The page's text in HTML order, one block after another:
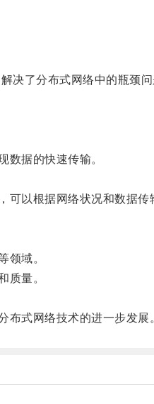
了分布式网络中的瓶颈问
据的快速传输。
以根据网络状况和数据传
领域。
质量。
式网络技术的进一步发展